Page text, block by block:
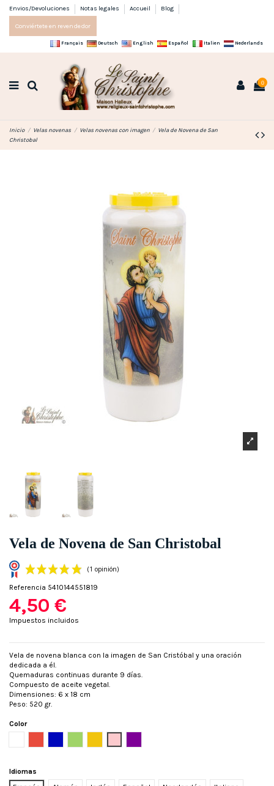
Envios/Devoluciones Notas legales Accueil Blog
Conviértete en revendedor
Français Deutsch English Español Italien Nederlands
0
Inicio Velas novenas Velas novenas con imagen
Vela de Novena de San
Christobal
Vela de Novena de San Christobal
(1 opinión)
Referencia 5410144551819
4,50 €
Impuestos incluidos
Vela de novena blanca con la imagen de San Cristóbal y una oración
dedicada a él.
Quemaduras continuas durante 9 días.
Compuesto de aceite vegetal.
Dimensiones: 6 x 18 cm
Peso: 520 gr.
Color
Idiomas